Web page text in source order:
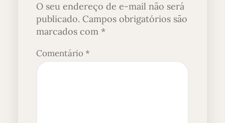
O seu endereço de e-mail não será
publicado. Campos obrigatórios são
marcados com *
Comentário*